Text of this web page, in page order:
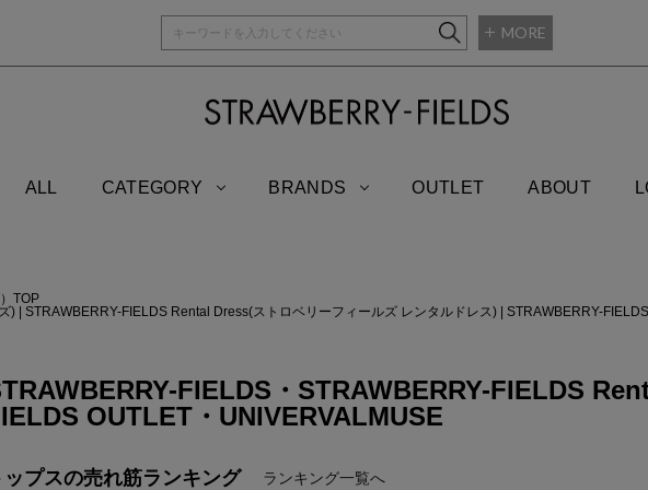
MORE
ALL CATEGORY BRANDS OUTLET ABOUT
TOP
)
STRAWBERRY-FIELDS Rental Dress(ストロベリーフィールズ レンタルドレス) STRAWBERRY-
FIELDS・STRAWBERRY-FIELDS
OUTLET・UNIVERVALMUSE
ップスの売れ筋ランキング ランキング一覧へ